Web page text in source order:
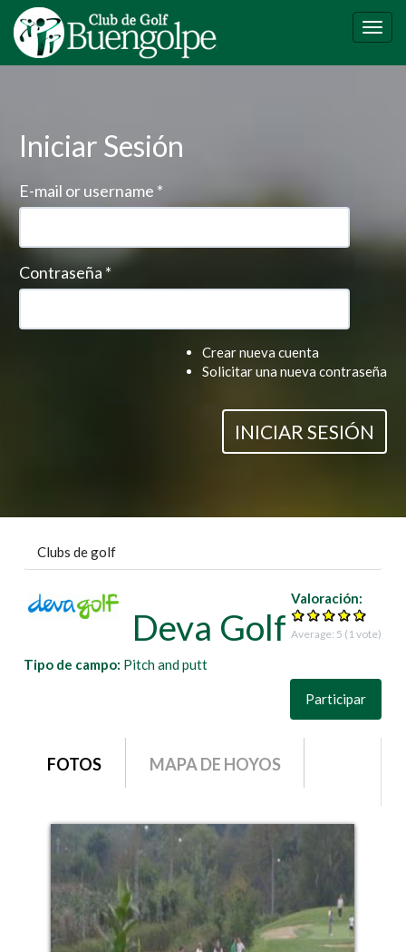
Pasar
contenido
principal
Iniciar Sesión
E-mail or username *
Contraseña*
Crear nueva cuenta
Solicitar una nueva contraseña
INICIAR SESIÓN
Clubs de golf
Valoración:
Average: 5 ( 1 vote)
Deva Golf
Tipo de campo: Pitch and putt
Participar
grupo1
FOTOS MAPA DE HOYOS